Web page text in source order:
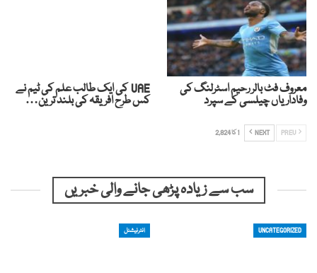
معروف فٹ بالر رحیم اسٹرلنگ کی
وفاداریاں چیلسی کے سپرد
UAE کی ایک طالب علم کی ٹیم نے
کس طرح افریقہ کی بلند ترین…
NEXT 1 کا 2,824
سب سے زیادہ پڑھی جانے والی خبریں
UNCATEGORIZED انٹرنیشنل